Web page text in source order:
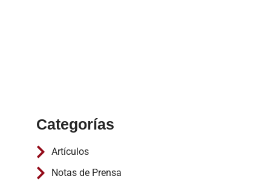
Categorías
Artículos
Notas de Prensa